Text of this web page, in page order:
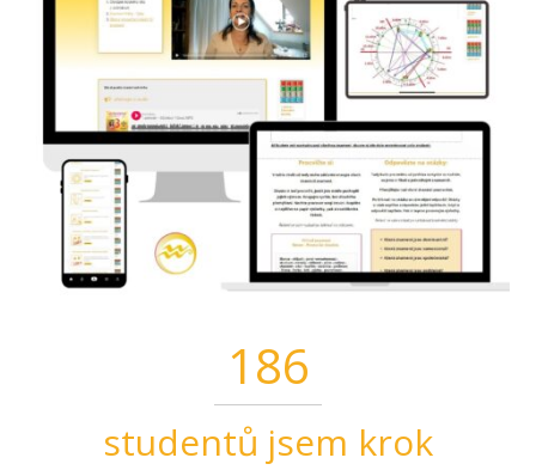
186
studentů jsem krok